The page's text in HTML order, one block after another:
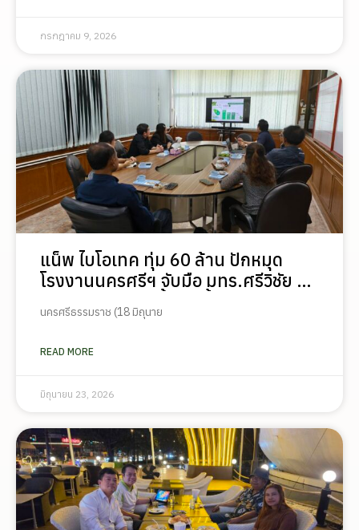
อุตสาหกรรมได้อย่างเป็นรูปธรรม เรา
เชื่อว่าความร่วมมือลักษณะนี้คือรากฐาน
สำคัญของการยกระดับอุตสาหกรรมพืช
สมุนไพรไทยในระยะยาว”
กรกฎาคม 9, 2026
แน็พ ไบโอเทค ทุ่ม 60 ล้าน ปักหมุด
โรงงานนครศรีฯ จับมือ มทร.ศรีวิชัย ยก
ระดับกระท่อมต้นน้ำ รับซื้อวันละ 17.5
ตัน
นครศรีธรรมราช (18 มิถุนาย
READ MORE
มิถุนายน 23, 2026